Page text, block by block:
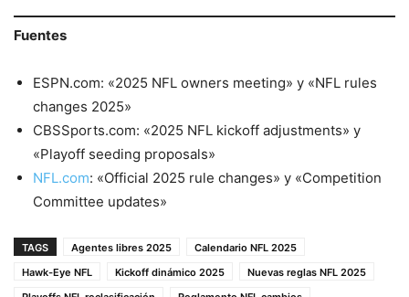
Fuentes
ESPN.com: «2025 NFL owners meeting» y «NFL rules
changes 2025»
CBSSports.com: «2025 NFL kickoff adjustments» y
«Playoff seeding proposals»
NFL.com: «Official 2025 rule changes» y «Competition
Committee updates»
TAGS Agentes libres 2025
Calendario NFL 2025
Hawk-Eye NFL
Kickoff dinámico 2025
Nuevas reglas NFL 2025